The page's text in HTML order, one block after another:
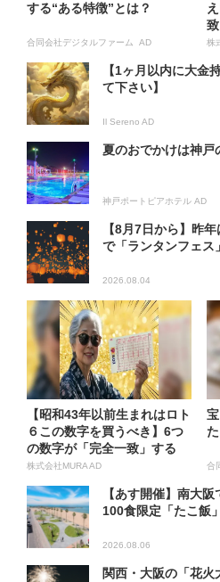
する“ある特徴”とは？
合同会社デジタルファーム AD 株
【1ヶ月以内に大金
て下さい】
Il Sereno AD
夏のおでかけは神戸
神戸ポートピアホテル AD
【8月7日から】昨
で「ランタンフェス
2026.08.04
【昭和43年以前生まれはロト
６この数字を買うべき】6つ
の数字が「完全一致」する
方...
株式会社MURA AD 合
【あす開催】南大
100食限定「たこ飯
2026.08.06
関西・大阪の「花